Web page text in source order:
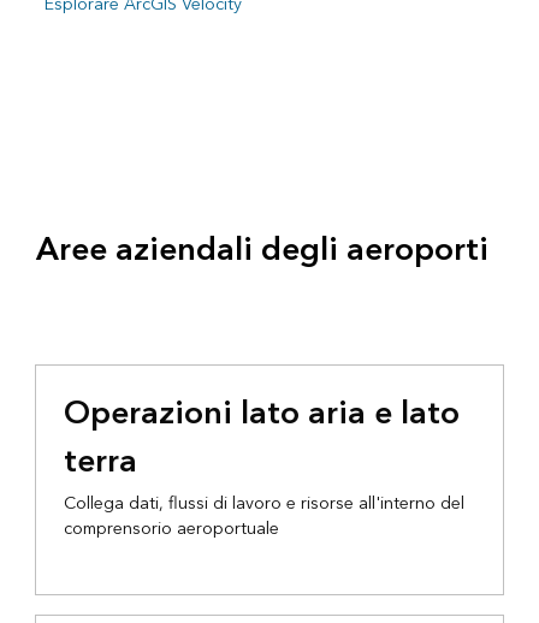
Aree aziendali degli aeroporti
Operazioni lato aria e lato
terra
Collega dati, flussi di lavoro e risorse all'interno del
comprensorio aeroportuale